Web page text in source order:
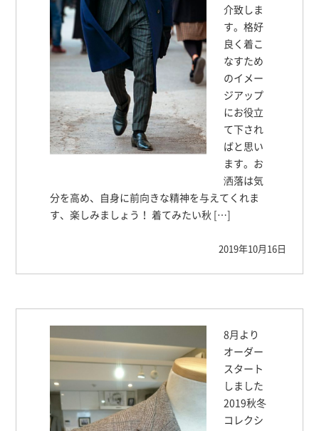
介致しま
す。格好
良く着こ
なすため
のイメー
ジアップ
にお役立
て下され
ばと思い
ます。お
洒落は気
分を高め、自身に前向きな精神を与えてくれま
す、楽しみましょう！ 着てみたい秋 […]
2019年10月16日
8月より
オーダー
スタート
しました
2019秋冬
コレクシ